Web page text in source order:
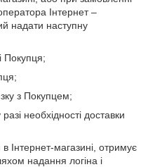
Інтернет –
надати наступну
Покупця;
з Покупцем;
необхідності доставки
Інтернет-магазині, отримує
надання логіна і